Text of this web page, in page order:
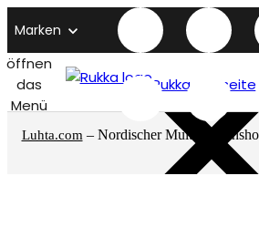
Marken
öffnen
das
Menü
Rukka titelseite
Luhta.com – Nordischer